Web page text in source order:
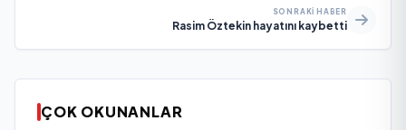
SONRAKI HABER
Rasim Öztekin hayatını kaybetti
ÇOK OKUNANLAR